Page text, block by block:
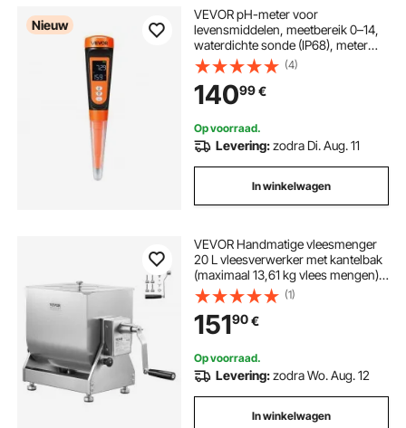
Nieuw
VEVOR pH-meter voor
levensmiddelen, meetbereik 0–14,
waterdichte sonde (IP68), meter
met automatische
temperatuurcompensatie,
kalibratiepoeder, voor
voedselfermentatie, deeg en vlees
(4)
14099€
Op voorraad.
Levering:zodra Di. Aug. 11
In winkelwagen
VEVOR Handmatige vleesmenger
20 L vleesverwerker met kantelbak
(maximaal 13,61 kg vlees mengen),
vleesmenger worstmenger met
reductietandwiel, handmixer voor
gehakt
(1)
15190€
Op voorraad.
Levering:zodra Wo. Aug. 12
In winkelwagen